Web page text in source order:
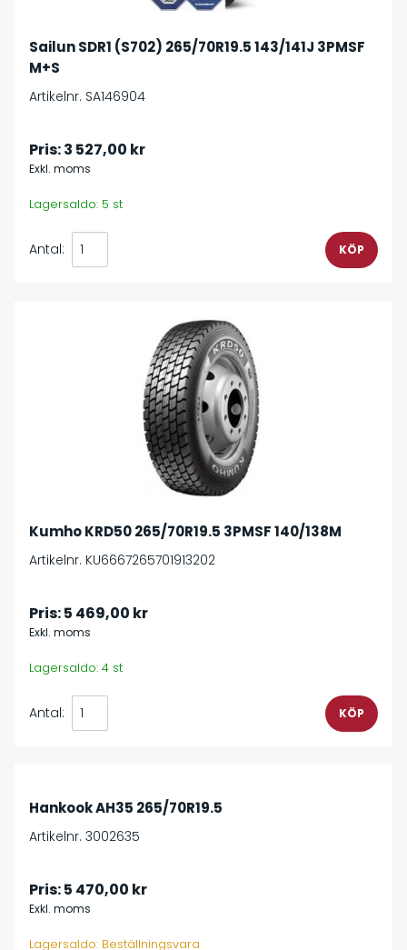
Sailun SDR1 (S702) 265/70R19.5 143/141J 3PMSF
M+S
Artikelnr. SA146904
Pris:3 527,00 kr
Exkl. moms
Lagersaldo: 5 st
Antal:
Kumho KRD50 265/70R19.5 3PMSF 140/138M
Artikelnr. KU6667265701913202
Pris:5 469,00 kr
Exkl. moms
Lagersaldo: 4 st
Antal:
Hankook AH35 265/70R19.5
Artikelnr. 3002635
Pris:5 470,00 kr
Exkl. moms
Lagersaldo: Beställningsvara